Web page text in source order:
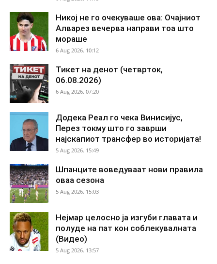
Никој не го очекуваше ова: Очајниот
Алварез вечерва направи тоа што
мораше
6 Aug 2026. 10:12
Тикет на денот (четврток,
06.08.2026)
6 Aug 2026. 07:20
Додека Реал го чека Винисијус,
Перез токму што го заврши
најскапиот трансфер во историјата!
5 Aug 2026. 15:49
Шпанците воведуваат нови правила
оваа сезона
5 Aug 2026. 15:03
Нејмар целосно ја изгуби главата и
полуде на пат кон соблекувалната
(Видео)
5 Aug 2026. 13:57